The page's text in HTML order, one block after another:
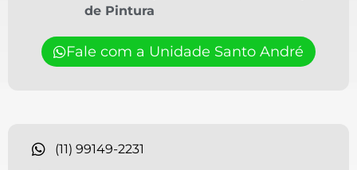
de Pintura
Fale com a Unidade Santo André
(11) 99149-2231